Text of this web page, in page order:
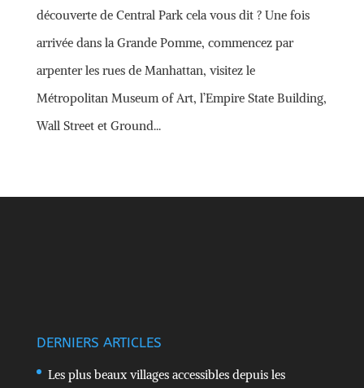
découverte de Central Park cela vous dit ? Une fois
arrivée dans la Grande Pomme, commencez par
arpenter les rues de Manhattan, visitez le
Métropolitan Museum of Art, l’Empire State Building,
Wall Street et Ground...
DERNIERS ARTICLES
Les plus beaux villages accessibles depuis les